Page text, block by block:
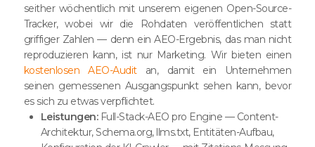
seither wöchentlich mit unserem eigenen Open-Source-
Tracker, wobei wir die Rohdaten veröffentlichen statt
griffiger Zahlen — denn ein AEO-Ergebnis, das man nicht
reproduzieren kann, ist nur Marketing. Wir bieten einen
kostenlosen AEO-Auditan, damit ein Unternehmen
seinen gemessenen Ausgangspunkt sehen kann, bevor
es sich zu etwas verpflichtet.
Leistungen:Full-Stack-AEO pro Engine — Content-
Architektur, Schema.org, llms.txt, Entitäten-Aufbau,